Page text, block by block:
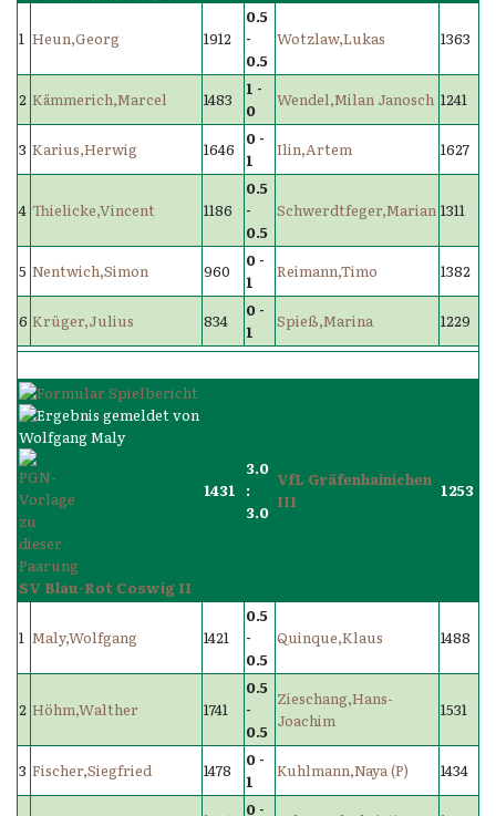
1 Heun,Georg 1912
0.5
-
0.5
Wotzlaw,Lukas 1363
2 Kämmerich,Marcel 1483
1 -
0
Wendel,Milan Janosch 1241
3 Karius,Herwig 1646
0 -
1
Ilin,Artem 1627
4 Thielicke,Vincent 1186
0.5
-
0.5
Schwerdtfeger,Marian 1311
5 Nentwich,Simon 960
0 -
1
Reimann,Timo 1382
6 Krüger,Julius 834
0 -
1
Spieß,Marina 1229
SV Blau-Rot Coswig II
1431
3.0
:
3.0
VfL Gräfenhainichen
III
1253
1 Maly,Wolfgang 1421
0.5
-
0.5
Quinque,Klaus 1488
2 Höhm,Walther 1741
0.5
-
0.5
Zieschang,Hans-
Joachim
1531
3 Fischer,Siegfried 1478
0 -
1
Kuhlmann,Naya (P) 1434
0 -